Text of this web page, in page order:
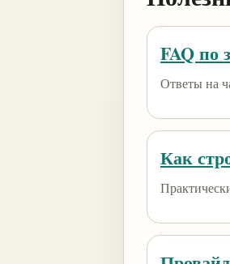
FAQ по
Ответы на
Как